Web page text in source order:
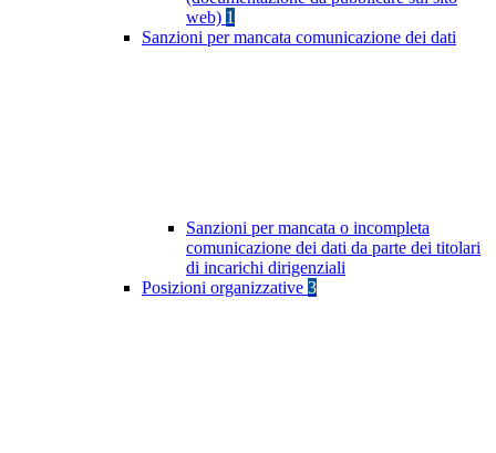
web) 1
Sanzioni per mancata comunicazione dei dati
Sanzioni per mancata o incompleta
comunicazione dei dati da parte dei titolari
di incarichi dirigenziali
Posizioni organizzative 3